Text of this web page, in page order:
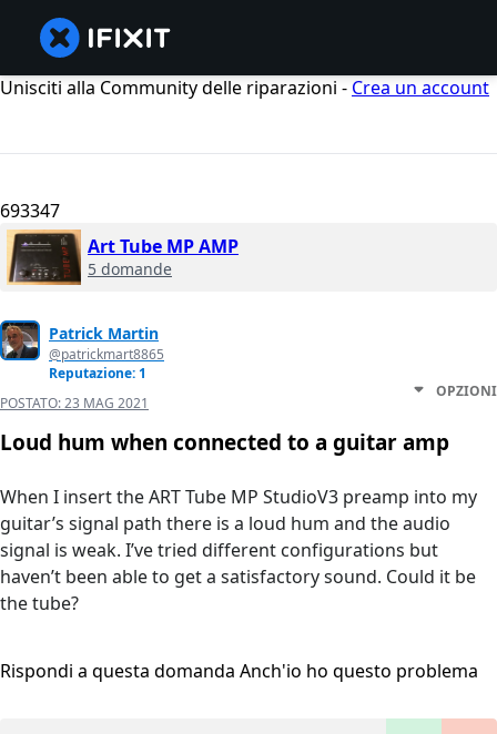
Unisciti alla Community delle riparazioni - Crea un account
693347
Art Tube MP AMP
5 domande
Patrick Martin
@patrickmart8865
Reputazione: 1
POSTATO:23 MAG 2021
OPZIONI
Loud hum when connected to a guitar amp
When I insert the ART Tube MP StudioV3 preamp into my
guitar’s signal path there is a loud hum and the audio
signal is weak. I’ve tried different configurations but
haven’t been able to get a satisfactory sound. Could it be
the tube?
Rispondi a questa domanda Anch'io ho questo problema